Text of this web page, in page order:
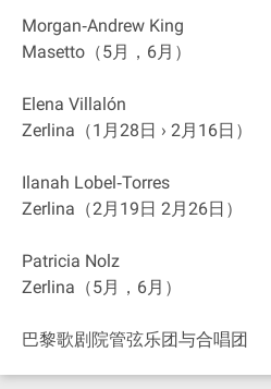
Morgan‐Andrew King
Masetto（5月，6月）
Elena Villalón
Zerlina（1月28日 › 2月16日）
Ilanah Lobel‐Torres
Zerlina（2月19日 2月26日）
Patricia Nolz
Zerlina（5月，6月）
巴黎歌剧院管弦乐团与合唱团